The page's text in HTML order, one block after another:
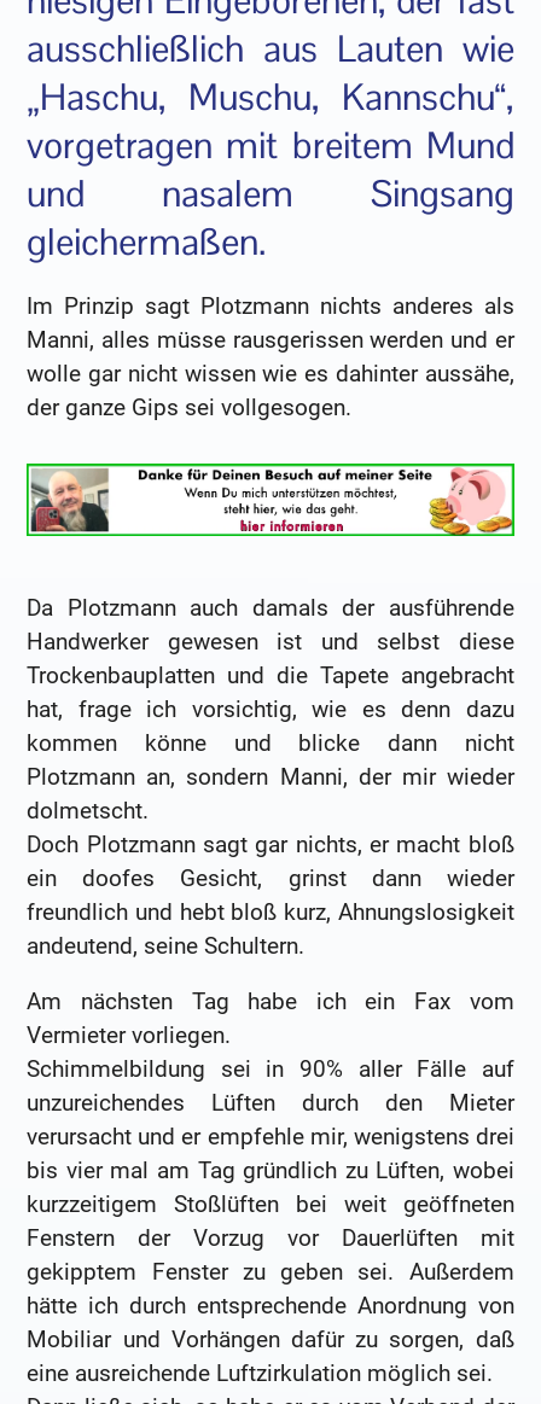
ausschließlich aus Lauten wie
„Haschu, Muschu, Kannschu“,
vorgetragen mit breitem Mund
und nasalem Singsang
gleichermaßen.
Im Prinzip sagt Plotzmann nichts anderes als
Manni, alles müsse rausgerissen werden und er
wolle gar nicht wissen wie es dahinter aussähe,
der ganze Gips sei vollgesogen.
Da Plotzmann auch damals der ausführende
Handwerker gewesen ist und selbst diese
Trockenbauplatten und die Tapete angebracht
hat, frage ich vorsichtig, wie es denn dazu
kommen könne und blicke dann nicht
Plotzmann an, sondern Manni, der mir wieder
dolmetscht.
Doch Plotzmann sagt gar nichts, er macht bloß
ein doofes Gesicht, grinst dann wieder
freundlich und hebt bloß kurz, Ahnungslosigkeit
andeutend, seine Schultern.
Am nächsten Tag habe ich ein Fax vom
Vermieter vorliegen.
Schimmelbildung sei in 90% aller Fälle auf
unzureichendes Lüften durch den Mieter
verursacht und er empfehle mir, wenigstens drei
bis vier mal am Tag gründlich zu Lüften, wobei
kurzzeitigem Stoßlüften bei weit geöffneten
Fenstern der Vorzug vor Dauerlüften mit
gekipptem Fenster zu geben sei. Außerdem
hätte ich durch entsprechende Anordnung von
Mobiliar und Vorhängen dafür zu sorgen, daß
eine ausreichende Luftzirkulation möglich sei.